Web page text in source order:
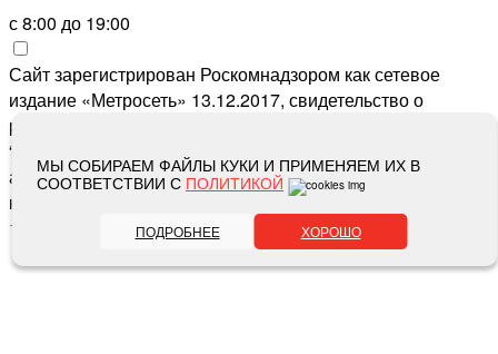
с 8:00 до 19:00
Сайт зарегистрирован Роскомнадзором как сетевое
издание «Метросеть» 13.12.2017, свидетельство о
регистрации СМИ ЭЛ № ФС 77-71864, учредитель: ООО
“Метросеть“, главный редактор: Ермошин С.Н.,
адрес электронной почты редакции:editor@metro-set.ru
номер телефона редакции:
(3466) 67-89-11
16+
МЫ СОБИРАЕМ ФАЙЛЫ КУКИ И ПРИМЕНЯЕМ ИХ В
СООТВЕТСТВИИ С ПОЛИТИКОЙ
ПОДРОБНЕЕ ХОРОШО